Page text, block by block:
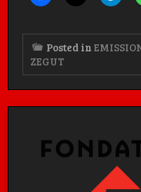
Posted in
ZEGUT